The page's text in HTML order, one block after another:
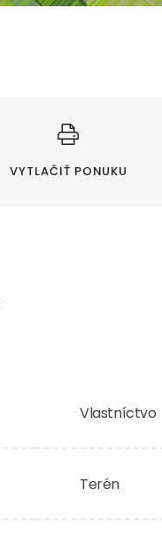
VYTLAČIŤ PONUKU
Vlastníctvo
Terén